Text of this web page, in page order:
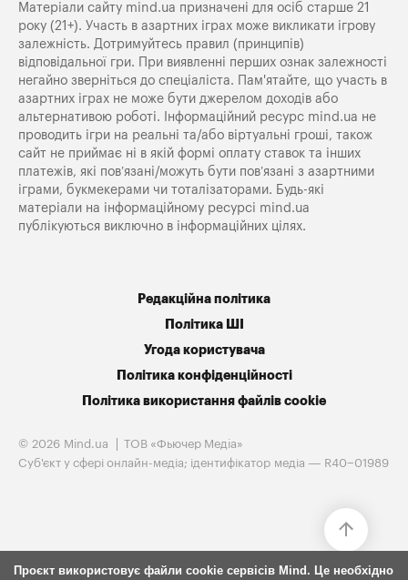
Матеріали сайту mind.ua призначені для осіб старше 21
року (21+). Участь в азартних іграх може викликати ігрову
залежність. Дотримуйтесь правил (принципів)
відповідальної гри. При виявленні перших ознак залежності
негайно зверніться до спеціаліста. Пам'ятайте, що участь в
азартних іграх не може бути джерелом доходів або
альтернативою роботі. Інформаційний ресурс mind.ua не
проводить ігри на реальні та/або віртуальні гроші, також
сайт не приймає ні в якій формі оплату ставок та інших
платежів, які пов’язані/можуть бути пов’язані з азартними
іграми, букмекерами чи тоталізаторами. Будь-які
матеріали на інформаційному ресурсі mind.ua
публікуються виключно в інформаційних цілях.
Редакційна політика
Політика ШІ
Угода користувача
Політика конфіденційності
Політика використання файлів cookie
© 2026 Mind.ua
ТОВ «Фьючер Медiа»
Cуб'єкт у сфері онлайн-медіа; ідентифікатор медіа — R40−01989
Проєкт використовує файли cookie сервісів Mind. Це необхідно